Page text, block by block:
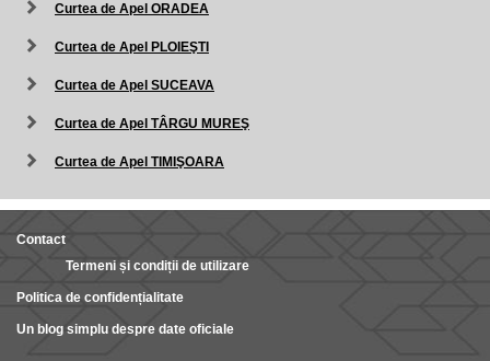
Curtea de Apel ORADEA
Curtea de Apel PLOIEŞTI
Curtea de Apel SUCEAVA
Curtea de Apel TÂRGU MUREŞ
Curtea de Apel TIMIŞOARA
Contact
Termeni și condiții de utilizare
Politica de confidențialitate
Un blog simplu despre date oficiale